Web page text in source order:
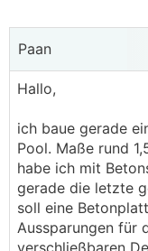
Paan
Hallo,
ich baue gerade
Pool. Maße rund
habe ich mit
gerade die letzte
soll eine
Aussparungen für
verschließbaren